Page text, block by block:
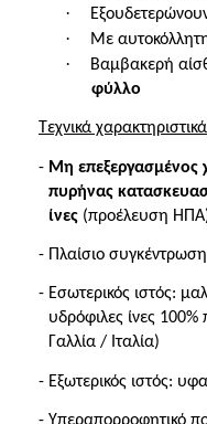
·
· Με
· Βαμβακερή
φύλλο
Τεχνικά χαρακτηριστικά
- Μη επεξεργασμένος
πυρήνας
ίνες (προέλευση
- Πλαίσιο
- Εσωτερικός ιστός:
υδρόφιλες ίνες
Γαλλία / Ιταλία)
- Εξωτερικός ιστός: